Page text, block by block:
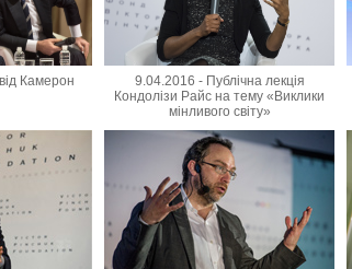
Камерон
9.04.2016 - Публічна лекція
Кондолізи Райс на тему «Виклики
мінливого світу»